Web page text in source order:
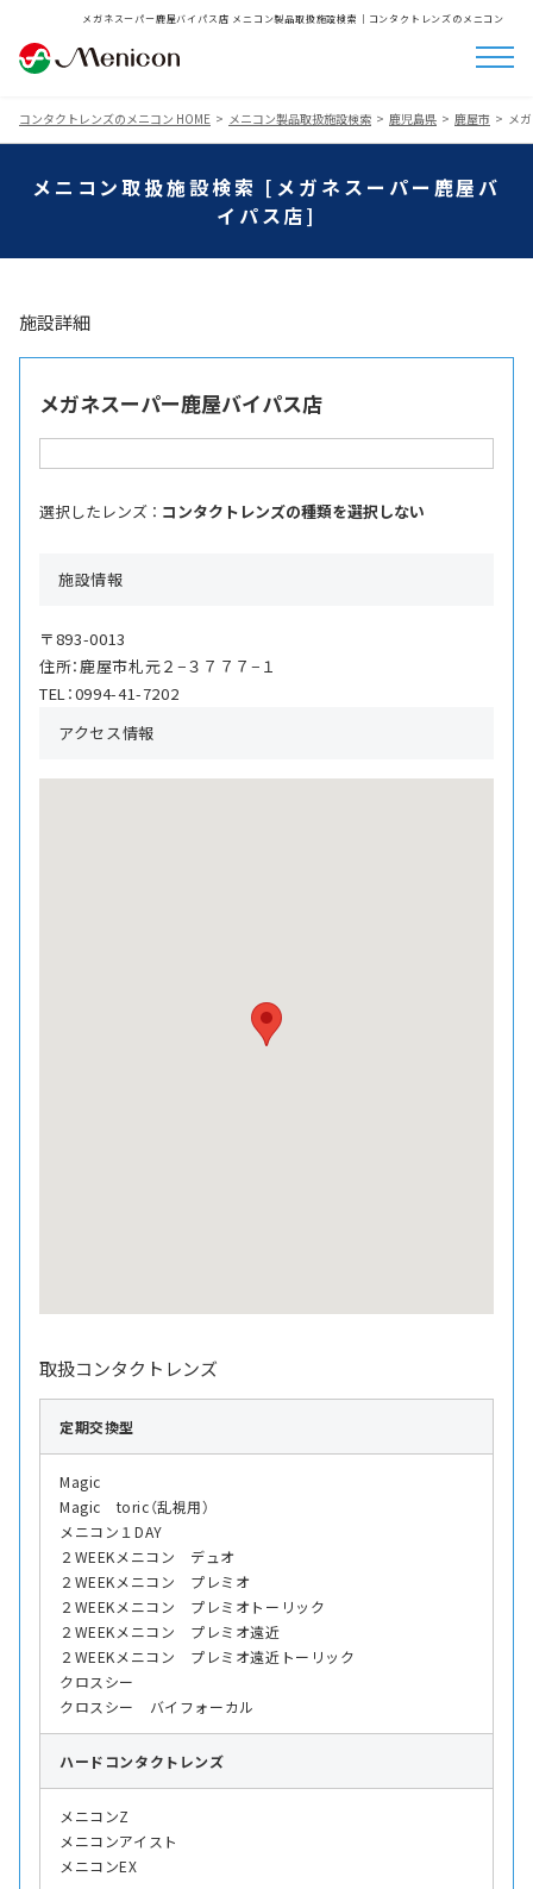
メガネスーパー鹿屋バイパス店 メニコン製品取扱施設検索│コンタクトレンズのメニコン
コンタクトレンズのメニコン HOME メニコン製品取扱施設検索 鹿児島県 鹿屋市 メ
メニコン取扱施設検索 [メガネスーパー鹿屋バ
イパス店]
施設詳細
メガネスーパー鹿屋バイパス店
選択したレンズ ： コンタクトレンズの種類を選択しない
施設情報
〒893-0013
住所：鹿屋市札元２−３７７７−１
TEL：0994-41-7202
アクセス情報
取扱コンタクトレンズ
定期交換型
Magic
Magic toric（乱視用）
メニコン１DAY
２WEEKメニコン デュオ
２WEEKメニコン プレミオ
２WEEKメニコン プレミオトーリック
２WEEKメニコン プレミオ遠近
２WEEKメニコン プレミオ遠近トーリック
クロスシー
クロスシー バイフォーカル
ハード コンタクトレンズ
メニコンZ
メニコンアイスト
メニコンEX